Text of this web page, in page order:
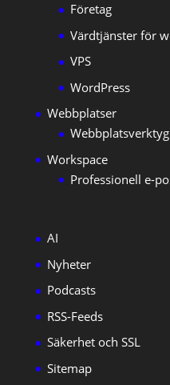
Företag
Värdtjänster för
VPS
WordPress
Webbplatser
Webbplatsverktyg
Workspace
Professionell e-
AI
Nyheter
Podcasts
RSS-Feeds
Säkerhet och SSL
Sitemap